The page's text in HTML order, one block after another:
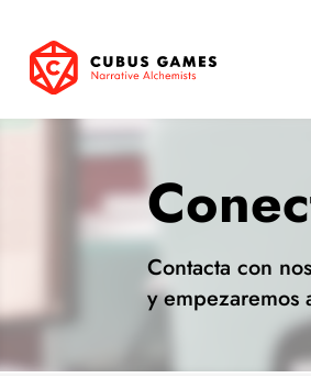
Contacta con
y empezaremos